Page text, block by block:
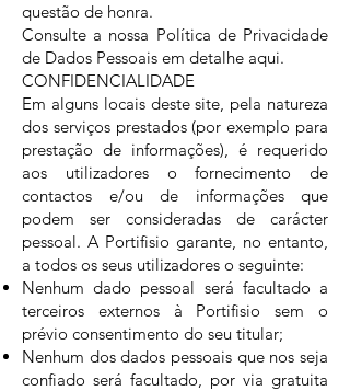
questão de honra.
Consulte a nossa Política de Privacidade
de Dados Pessoais em detalhe aqui.
CONFIDENCIALIDADE
Em alguns locais deste site, pela natureza
dos serviços prestados (por exemplo para
prestação de informações), é requerido
aos utilizadores o fornecimento de
contactos e/ou de informações que
podem ser consideradas de carácter
pessoal. A Portifisio garante, no entanto,
a todos os seus utilizadores o seguinte:
Nenhum dado pessoal será facultado a
terceiros externos à Portifisio sem o
prévio consentimento do seu titular;
Nenhum dos dados pessoais que nos seja
confiado será facultado, por via gratuita